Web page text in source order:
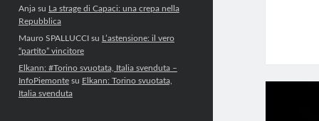
Anjasu La strage di Capaci: una crepa nella
Repubblica
Mauro SPALLUCCIsu L’astensione: il vero
“partito” vincitore
Elkann: #Torino svuotata, Italia svenduta –
InfoPiemontesu Elkann: Torino svuotata,
Italia svenduta